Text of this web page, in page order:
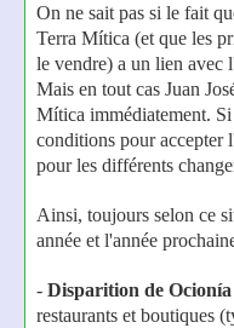
On ne sait pas si le fait
Terra Mítica (et que les
le vendre) a un lien avec
Mais en tout cas Juan
Mítica immédiatement.
conditions pour accepter
pour les différents
Ainsi, toujours selon ce
année et l'année
- Disparition de Ocionía
restaurants et boutiques